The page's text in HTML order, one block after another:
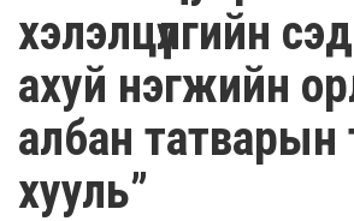
хэлэлцүүлгийн
ахуй нэгжийн
албан татварын
хууль”